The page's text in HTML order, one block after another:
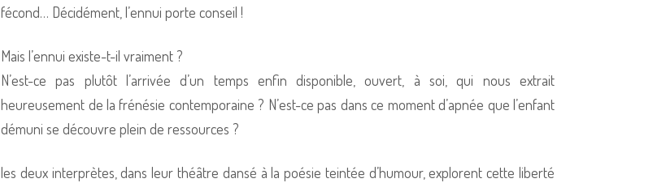
fécond… Décidément, l’ennui porte conseil !
Mais l’ennui existe-t-il vraiment ?
N’est-ce pas plutôt l’arrivée d’un temps enfin disponible, ouvert, à soi, qui nous extrait
heureusement de la frénésie contemporaine ? N’est-ce pas dans ce moment d’apnée que l’enfant
démuni se découvre plein de ressources ?
les deux interprètes, dans leur théâtre dansé à la poésie teintée d’humour, explorent cette liberté